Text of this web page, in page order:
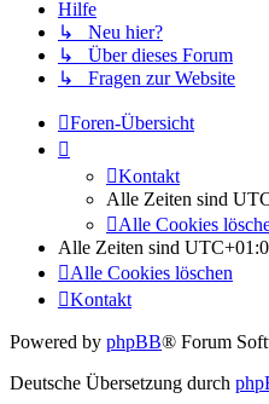
Hilfe
↳ Neu hier?
↳ Über dieses Forum
↳ Fragen zur Website
Foren-Übersicht
Kontakt
Alle Zeiten sind
Alle Cookies
Alle Zeiten sind
Alle Cookies löschen
Kontakt
Powered by phpBB® Forum
Deutsche Übersetzung durch